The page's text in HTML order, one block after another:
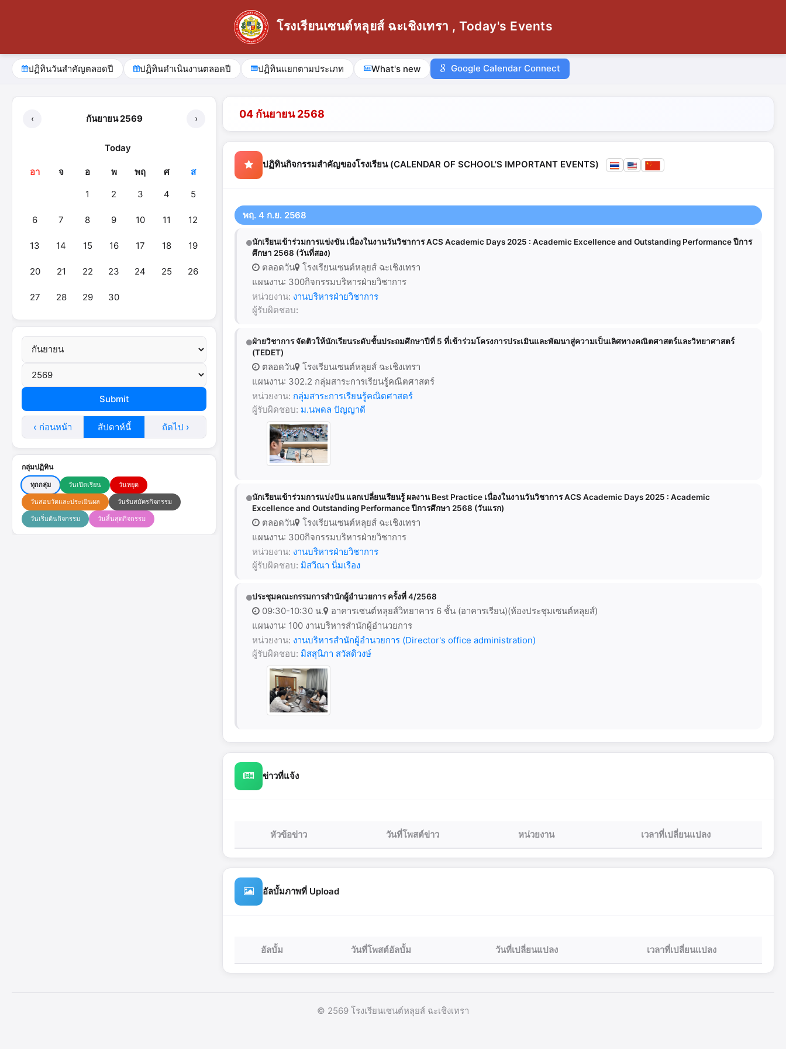
โรงเรียนเซนต์หลุยส์ ฉะเชิงเทรา , Today's Events
ปฏิทินวันสำคัญตลอดปี ปฏิทินดำเนินงานตลอดปี ปฏิทินแยกตามประเภท What's new Google Calendar Connect
‹ กันยายน 2569 ›
Today
อา จ อ พ พฤ ศ
ส
1
2 3 4 5
6 7 8 9 10 11 12
13 14 15 16 17 18 19
20 21 22 23 24 25 26
27 28 29 30
‹ ก่อนหน้า สัปดาห์นี้ ถัดไป ›
กลุ่มปฏิทิน
ทุกกลุ่ม วันเปิดเรียน วันหยุด
วันสอบวัดและประเมินผล วันรับสมัครกิจกรรม
วันเริ่มต้นกิจกรรม วันสิ้นสุดกิจกรรม
04 กันยายน 2568
ปฏิทินกิจกรรมสำคัญของโรงเรียน (CALENDAR OF SCHOOL'S IMPORTANT EVENTS)
พฤ. 4 ก.ย. 2568
นักเรียนเข้าร่วมการแข่งขัน เนื่องในงานวันวิชาการ ACS Academic Days 2025 : Academic Excellence and Outstanding Performance ปีการ
ศึกษา 2568 (วันที่สอง)
ตลอดวัน
โรงเรียนเซนต์หลุยส์ ฉะเชิงเทรา
แผนงาน: 300กิจกรรมบริหารฝ่ายวิชาการ
หน่วยงาน: งานบริหารฝ่ายวิชาการ
ผู้รับผิดชอบ:
ฝ่ายวิชาการ จัดติวให้นักเรียนระดับชั้นประถมศึกษาปีที่ 5 ที่เข้าร่วมโครงการประเมินและพัฒนาสู่ความเป็นเลิศทางคณิตศาสตร์และวิทยาศาสตร์
(TEDET)
ตลอดวัน
โรงเรียนเซนต์หลุยส์ ฉะเชิงเทรา
แผนงาน: 302.2 กลุ่มสาระการเรียนรู้คณิตศาสตร์
หน่วยงาน: กลุ่มสาระการเรียนรู้คณิตศาสตร์
ผู้รับผิดชอบ: ม.นพดล ปัญญาดี
นักเรียนเข้าร่วมการแบ่งปัน แลกเปลี่ยนเรียนรู้ ผลงาน Best Practice เนื่องในงานวันวิชาการ ACS Academic Days 2025 : Academic
Excellence and Outstanding Performance ปีการศึกษา 2568 (วันแรก)
ตลอดวัน
โรงเรียนเซนต์หลุยส์ ฉะเชิงเทรา
แผนงาน: 300กิจกรรมบริหารฝ่ายวิชาการ
หน่วยงาน: งานบริหารฝ่ายวิชาการ
ผู้รับผิดชอบ: มิสวีณา นิ่มเรือง
ประชุมคณะกรรมการสำนักผู้อำนวยการ ครั้งที่ 4/2568
09:30-10:30 น.
อาคารเซนต์หลุยส์วิทยาคาร 6 ชั้น (อาคารเรียน)(ห้องประชุมเซนต์หลุยส์)
แผนงาน: 100 งานบริหารสำนักผู้อำนวยการ
หน่วยงาน: งานบริหารสำนักผู้อำนวยการ (Director's office administration)
ผู้รับผิดชอบ: มิสสุนิภา สวัสดิวงษ์
ข่าวที่แจ้ง
หัวข้อข่าว วันที่โพสต์ข่าว หน่วยงาน เวลาที่เปลี่ยนแปลง
อัลบั้มภาพที่ Upload
อัลบั้ม วันที่โพสต์อัลบั้ม วันที่เปลี่ยนแปลง เวลาที่เปลี่ยนแปลง
© 2569 โรงเรียนเซนต์หลุยส์ ฉะเชิงเทรา